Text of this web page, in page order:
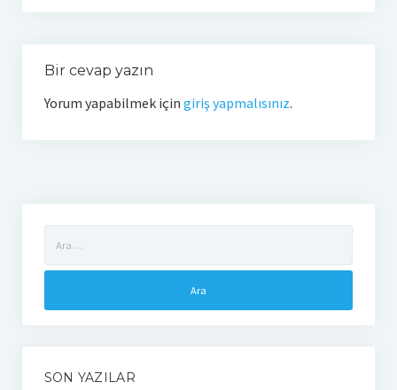
Google Cloud
Weka
Bir cevap yazın
Yorum yapabilmek için giriş yapmalısınız.
SON YAZILAR